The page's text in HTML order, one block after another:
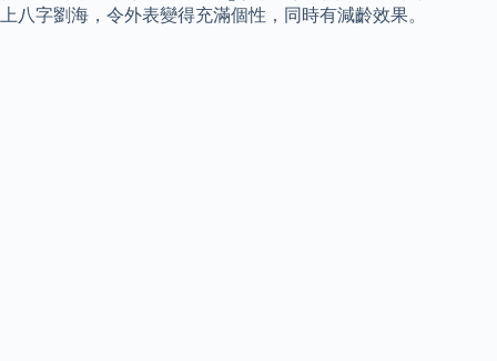
上八字劉海，令外表變得充滿個性，同時有減齡效果。